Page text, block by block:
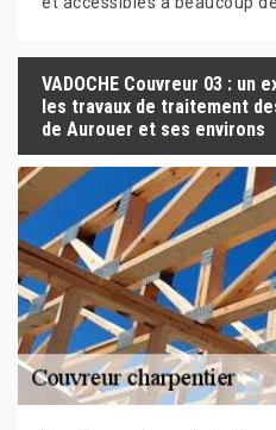
VADOCHE Couvreur 03 :
les travaux de traitement
de Aurouer et ses environs